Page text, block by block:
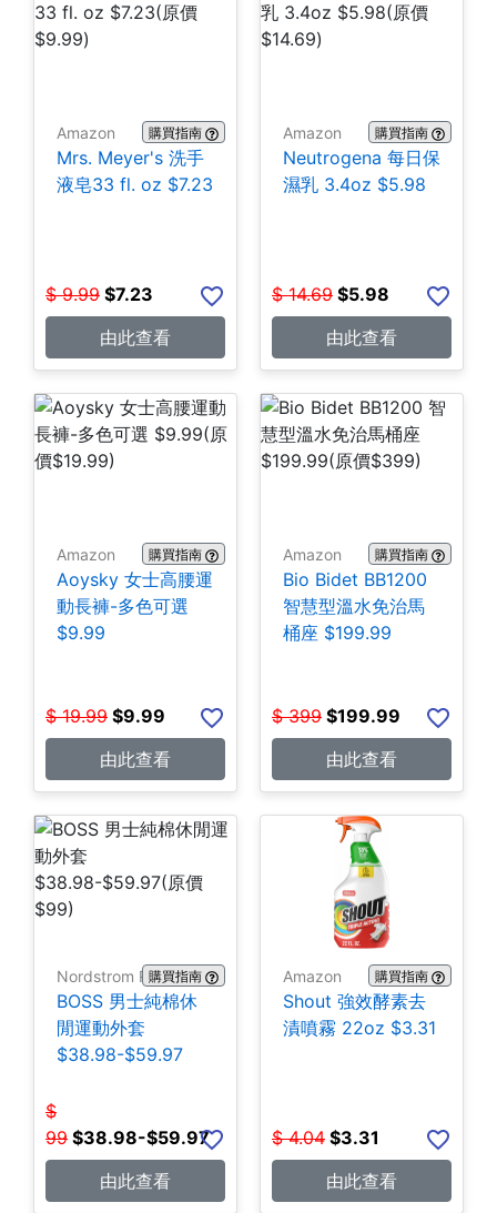
Amazon 購買指南
Mrs. Meyer's 洗手
液皂33 fl. oz $7.23
$ 9.99 $7.23
由此查看
Amazon 購買指南
Neutrogena 每日保
濕乳 3.4oz $5.98
$ 14.69 $5.98
由此查看
Amazon 購買指南
Aoysky 女士高腰運
動長褲-多色可選
$9.99
$ 19.99 $9.99
由此查看
Amazon 購買指南
Bio Bidet BB1200
智慧型溫水免治馬
桶座 $199.99
$ 399 $199.99
由此查看
Nordstrom Rack購買指南
BOSS 男士純棉休
閒運動外套
$38.98-$59.97
$
99 $38.98-$59.97
由此查看
Amazon 購買指南
Shout 強效酵素去
漬噴霧 22oz $3.31
$ 4.04 $3.31
由此查看